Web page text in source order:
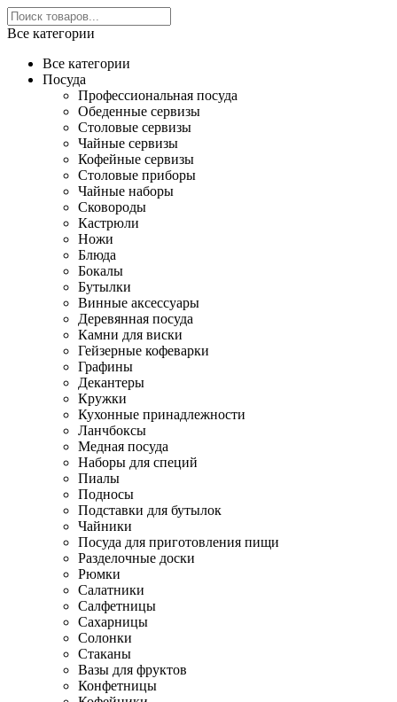
Все категории
Все категории
Посуда
Профессиональная посуда
Обеденные сервизы
Столовые сервизы
Чайные сервизы
Кофейные сервизы
Столовые приборы
Чайные наборы
Сковороды
Кастрюли
Ножи
Блюда
Бокалы
Бутылки
Винные аксессуары
Деревянная посуда
Камни для виски
Гейзерные кофеварки
Графины
Декантеры
Кружки
Кухонные принадлежности
Ланчбоксы
Медная посуда
Наборы для специй
Пиалы
Подносы
Подставки для бутылок
Чайники
Посуда для приготовления пищи
Разделочные доски
Рюмки
Салатники
Салфетницы
Сахарницы
Солонки
Стаканы
Вазы для фруктов
Конфетницы